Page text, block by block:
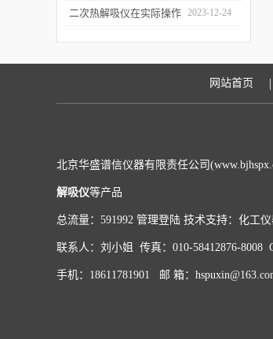
分
应用场景
二次热解吸仪在实际操作 2023-12-24
网站首页 |
北京华盛谱信仪器有限责任公司
解吸仪等产品
总流量：591992 管理登陆 技术支持： 化工仪
联系人：刘小姐 传真：010-58412876-8008
手机：18611781901 邮 箱：